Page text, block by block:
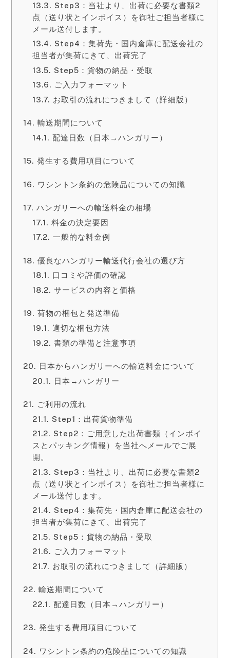
Step3：当社より、出荷に必要な書類2
点（送り状とインボイス）を御社ご担当者様に
メール送付します。
Step4：集荷先・国内倉庫に配送会社の
担当者が集荷にきて、出荷完了
Step5：貨物の納品・受取
ご入力フォーマット
お取引の流れにつきまして（詳細版）
輸送期間について
配達日数（日本→ハンガリー）
発生する費用項目について
ワシントン条約の危険品についての知識
ハンガリーへの輸送料金の相場
料金の決定要因
一般的な料金例
優良なハンガリー輸送代行会社の選び方
口コミや評価の確認
サービスの内容と価格
荷物の梱包と発送準備
適切な梱包方法
書類の準備と注意事項
日本からハンガリーへの輸送料金について
日本→ハンガリー
ご利用の流れ
Step1：出荷貨物準備
Step2：ご用意した出荷書類（インボイ
スとパッキング情報）を当社へメールでご展
開。
Step3：当社より、出荷に必要な書類2
点（送り状とインボイス）を御社ご担当者様に
メール送付します。
Step4：集荷先・国内倉庫に配送会社の
担当者が集荷にきて、出荷完了
Step5：貨物の納品・受取
ご入力フォーマット
お取引の流れにつきまして（詳細版）
輸送期間について
配達日数（日本→ハンガリー）
発生する費用項目について
ワシントン条約の危険品についての知識